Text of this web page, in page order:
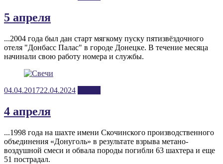
5 апреля
...2004 года был дан старт мягкому пуску пятизвёздочного
отеля "Донбасс Палас" в городе Донецке. В течение месяца
начинали свою работу номера и службы.
Posted
04.04.201722.04.2024
4 апреля
...1998 года на шахте имени Скочинского производственного
объединения «Донуголь» в результате взрыва метано-
воздушной смеси и обвала породы погибли 63 шахтера и еще
51 пострадал.